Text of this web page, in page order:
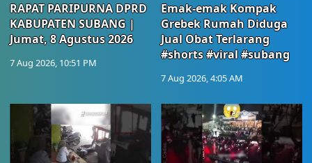
RAPAT PARIPURNA DPRD
KABUPATEN SUBANG |
Jumat, 8 Agustus 2026
7 Aug 2026, 10:51 PM
Emak-emak Kompak
Grebek Rumah Diduga
Jual Obat Terlarang
#shorts #viral #subang
7 Aug 2026, 4:05 AM